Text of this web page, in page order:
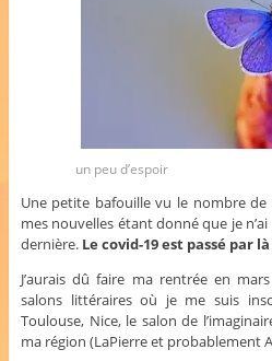
un peu d’espoir
Une petite bafouille vu le nombre
mes nouvelles étant donné que je
dernière. Le covid-19 est passé par là
J’aurais dû faire ma rentrée en
salons littéraires où je me suis
Toulouse, Nice, le salon de
ma région (LaPierre et probablement